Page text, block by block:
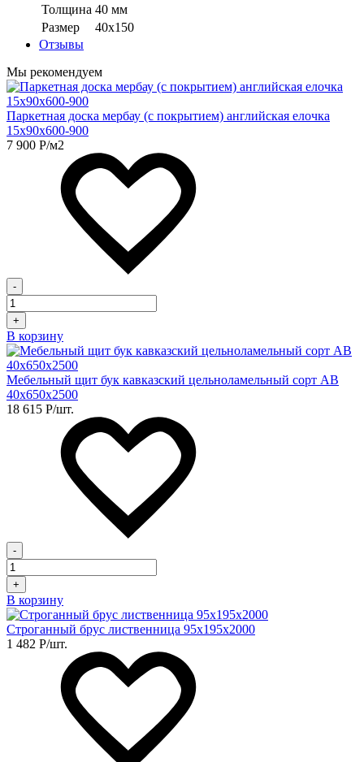
Толщина 40 мм
Размер
40х150
Отзывы
Мы рекомендуем
Паркетная доска мербау (с покрытием) английская елочка
15х90х600-900
7 900 Р/м2
-
+
В корзину
Мебельный щит бук кавказский цельноламельный сорт АВ
40х650х2500
18 615 Р/шт.
-
+
В корзину
Строганный брус лиственница 95х195х2000
1 482 Р/шт.